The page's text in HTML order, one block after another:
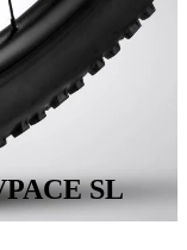
SL